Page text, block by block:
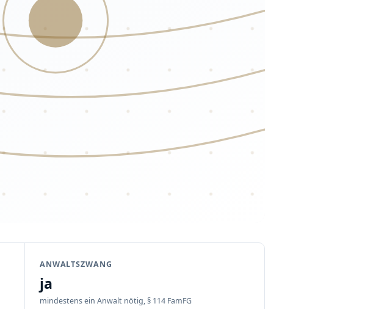
ANWALTSZWANG
ja
mindestens ein Anwalt nötig, § 114 FamFG